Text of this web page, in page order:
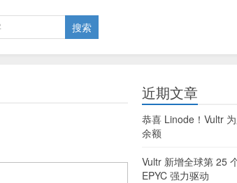
近期文章
恭喜 Linode！Vultr
余额
Vultr 新增全球第 25
EPYC 强力驱动